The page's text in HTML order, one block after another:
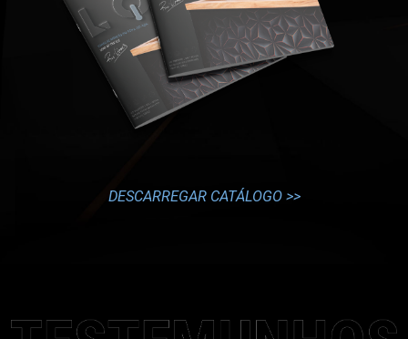
DESCARREGAR CATÁLOGO >>
TESTEMUNHOS